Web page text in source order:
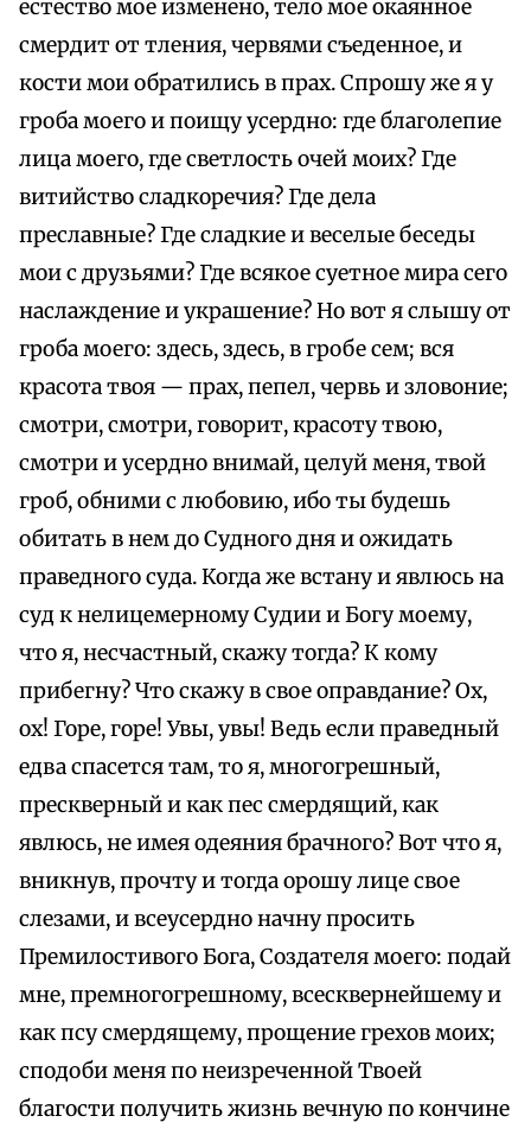
естество мое изменено, тело мое окаянное
смердит от тления, червями съеденное, и
кости мои обратились в прах. Спрошу же я у
гроба моего и поищу усердно: где благолепие
лица моего, где светлость очей моих? Где
витийство сладкоречия? Где дела
преславные? Где сладкие и веселые беседы
мои с друзьями? Где всякое суетное мира сего
наслаждение и украшение? Но вот я слышу от
гроба моего: здесь, здесь, в гробе сем; вся
красота твоя — прах, пепел, червь и зловоние;
смотри, смотри, говорит, красоту твою,
смотри и усердно внимай, целуй меня, твой
гроб, обними с любовию, ибо ты будешь
обитать в нем до Судного дня и ожидать
праведного суда. Когда же встану и явлюсь на
суд к нелицемерному Судии и Богу моему,
что я, несчастный, скажу тогда? К кому
прибегну? Что скажу в свое оправдание? Ох,
ох! Горе, горе! Увы, увы! Ведь если праведный
едва спасется там, то я, многогрешный,
прескверный и как пес смердящий, как
явлюсь, не имея одеяния брачного? Вот что я,
вникнув, прочту и тогда орошу лице свое
слезами, и всеусердно начну просить
Премилостивого Бога, Создателя моего: подай
мне, премногогрешному, всесквернейшему и
как псу смердящему, прощение грехов моих;
сподоби меня по неизреченной Твоей
благости получить жизнь вечную по кончине